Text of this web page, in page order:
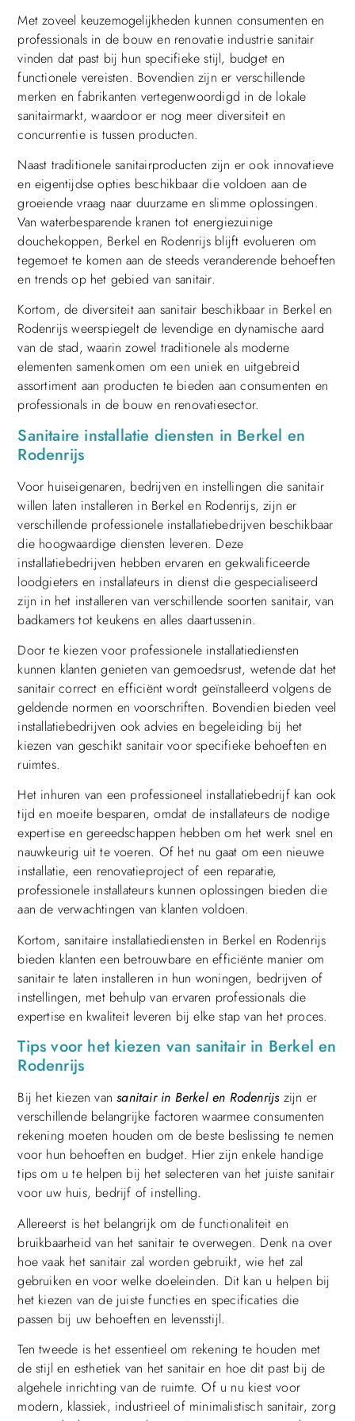
Met zoveel keuzemogelijkheden kunnen consumenten en
professionals in de bouw en renovatie industrie sanitair
vinden dat past bij hun specifieke stijl, budget en
functionele vereisten. Bovendien zijn er verschillende
merken en fabrikanten vertegenwoordigd in de lokale
sanitairmarkt, waardoor er nog meer diversiteit en
concurrentie is tussen producten.
Naast traditionele sanitairproducten zijn er ook innovatieve
en eigentijdse opties beschikbaar die voldoen aan de
groeiende vraag naar duurzame en slimme oplossingen.
Van waterbesparende kranen tot energiezuinige
douchekoppen, Berkel en Rodenrijs blijft evolueren om
tegemoet te komen aan de steeds veranderende behoeften
en trends op het gebied van sanitair.
Kortom, de diversiteit aan sanitair beschikbaar in Berkel en
Rodenrijs weerspiegelt de levendige en dynamische aard
van de stad, waarin zowel traditionele als moderne
elementen samenkomen om een uniek en uitgebreid
assortiment aan producten te bieden aan consumenten en
professionals in de bouw en renovatiesector.
Sanitaire installatie diensten in Berkel en
Rodenrijs
Voor huiseigenaren, bedrijven en instellingen die sanitair
willen laten installeren in Berkel en Rodenrijs, zijn er
verschillende professionele installatiebedrijven beschikbaar
die hoogwaardige diensten leveren. Deze
installatiebedrijven hebben ervaren en gekwalificeerde
loodgieters en installateurs in dienst die gespecialiseerd
zijn in het installeren van verschillende soorten sanitair, van
badkamers tot keukens en alles daartussenin.
Door te kiezen voor professionele installatiediensten
kunnen klanten genieten van gemoedsrust, wetende dat het
sanitair correct en efficiënt wordt geïnstalleerd volgens de
geldende normen en voorschriften. Bovendien bieden veel
installatiebedrijven ook advies en begeleiding bij het
kiezen van geschikt sanitair voor specifieke behoeften en
ruimtes.
Het inhuren van een professioneel installatiebedrijf kan ook
tijd en moeite besparen, omdat de installateurs de nodige
expertise en gereedschappen hebben om het werk snel en
nauwkeurig uit te voeren. Of het nu gaat om een nieuwe
installatie, een renovatieproject of een reparatie,
professionele installateurs kunnen oplossingen bieden die
aan de verwachtingen van klanten voldoen.
Kortom, sanitaire installatiediensten in Berkel en Rodenrijs
bieden klanten een betrouwbare en efficiënte manier om
sanitair te laten installeren in hun woningen, bedrijven of
instellingen, met behulp van ervaren professionals die
expertise en kwaliteit leveren bij elke stap van het proces.
Tips voor het kiezen van sanitair in Berkel en
Rodenrijs
Bij het kiezen vansanitair in Berkel en Rodenrijszijn er
verschillende belangrijke factoren waarmee consumenten
rekening moeten houden om de beste beslissing te nemen
voor hun behoeften en budget. Hier zijn enkele handige
tips om u te helpen bij het selecteren van het juiste sanitair
voor uw huis, bedrijf of instelling.
Allereerst is het belangrijk om de functionaliteit en
bruikbaarheid van het sanitair te overwegen. Denk na over
hoe vaak het sanitair zal worden gebruikt, wie het zal
gebruiken en voor welke doeleinden. Dit kan u helpen bij
het kiezen van de juiste functies en specificaties die
passen bij uw behoeften en levensstijl.
Ten tweede is het essentieel om rekening te houden met
de stijl en esthetiek van het sanitair en hoe dit past bij de
algehele inrichting van de ruimte. Of u nu kiest voor
modern, klassiek, industrieel of minimalistisch sanitair, zorg